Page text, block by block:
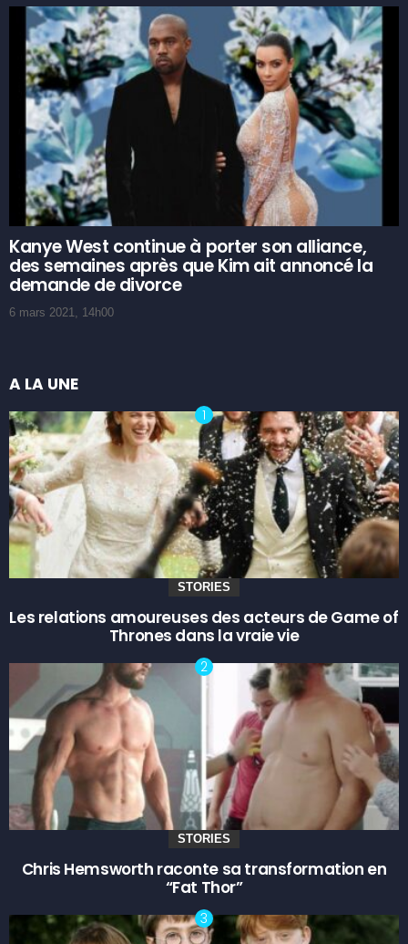
Kanye West continue à porter son alliance,
des semaines après que Kim ait annoncé la
demande de divorce
6 mars 2021, 14h00
A LA UNE
STORIES
Les relations amoureuses des acteurs de Game of
Thrones dans la vraie vie
STORIES
Chris Hemsworth raconte sa transformation en
“Fat Thor”